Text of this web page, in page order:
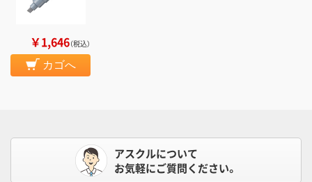
￥1,646（税込）
カゴへ
アスクルについて
お気軽にご質問ください。